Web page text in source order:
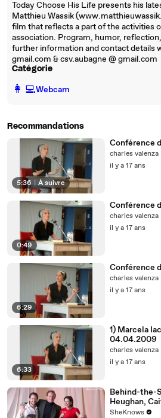
Today Choose His Life presents his
Matthieu Wassik
film that reflects a part of the activities
association. Program, humor,
further information and contact details
gmail.com & csv.aubagne @ gmail.com
Catégorie
️👩‍💻️Webcam
Recommandations
5:36 À suivre
Conférence
charles valenza
il y a 17 ans
0:49
Conférence
charles valenza
il y a 17 ans
6:29
Conférence
charles valenza
il y a 17 ans
6:33
1) Marcela
04.04.2009
charles valenza
il y a 17 ans
Behind-the-
Heughan,
'Outlander'
SheKnows